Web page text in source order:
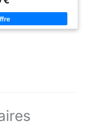
avec un chiffon humide et du
savon pour le garder propre et
hygiénique. (Conseil : les
: Même si votre animal de
restent imprévisibles
XPE. Votre bébé qui
pas. La taille est de